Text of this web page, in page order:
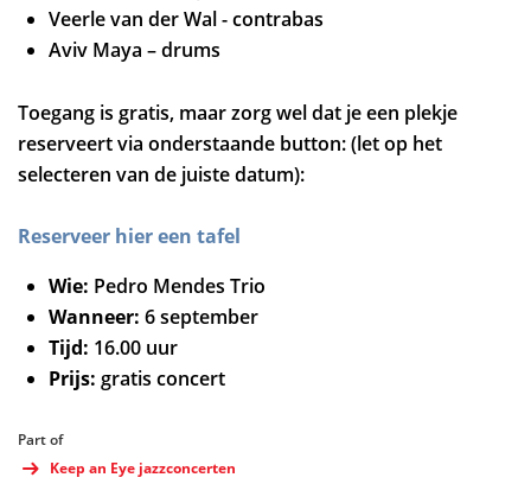
Veerle van der Wal - contrabas
Aviv Maya – drums
Toegang is gratis, maar zorg wel dat je een plekje
reserveert via onderstaande button: (let op het
selecteren van de juiste datum):
Reserveer hier een tafel
Wie: Pedro Mendes Trio
Wanneer:6 september
Tijd: 16.00 uur
Prijs:gratis concert
Part of
Keep an Eye jazzconcerten